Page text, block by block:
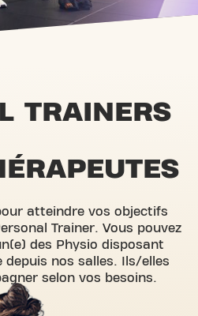
TRAINERS
atteindre vos objectifs
Trainer. Vous pouvez
des Physio disposant
depuis nos salles. Ils/elles
selon vos besoins.